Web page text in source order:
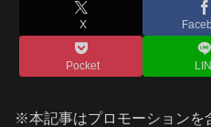
X
Pocket
※本記事はプロモーションを